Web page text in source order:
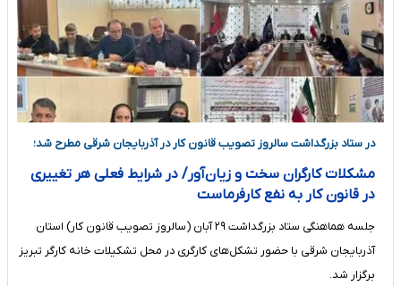
در ستاد بزرگداشت سالروز تصویب قانون کار در آذربایجان شرقی مطرح شد؛
مشکلات کارگران سخت و زیان‌آور/ در شرایط فعلی هر تغییری
در قانون کار به نفع کارفرماست
جلسه هماهنگی ستاد بزرگداشت ۲۹ آبان (سالروز تصویب قانون کار) استان
آذربایجان شرقی با حضور تشکل‌های کارگری در محل تشکیلات خانه کارگر تبریز
برگزار شد.